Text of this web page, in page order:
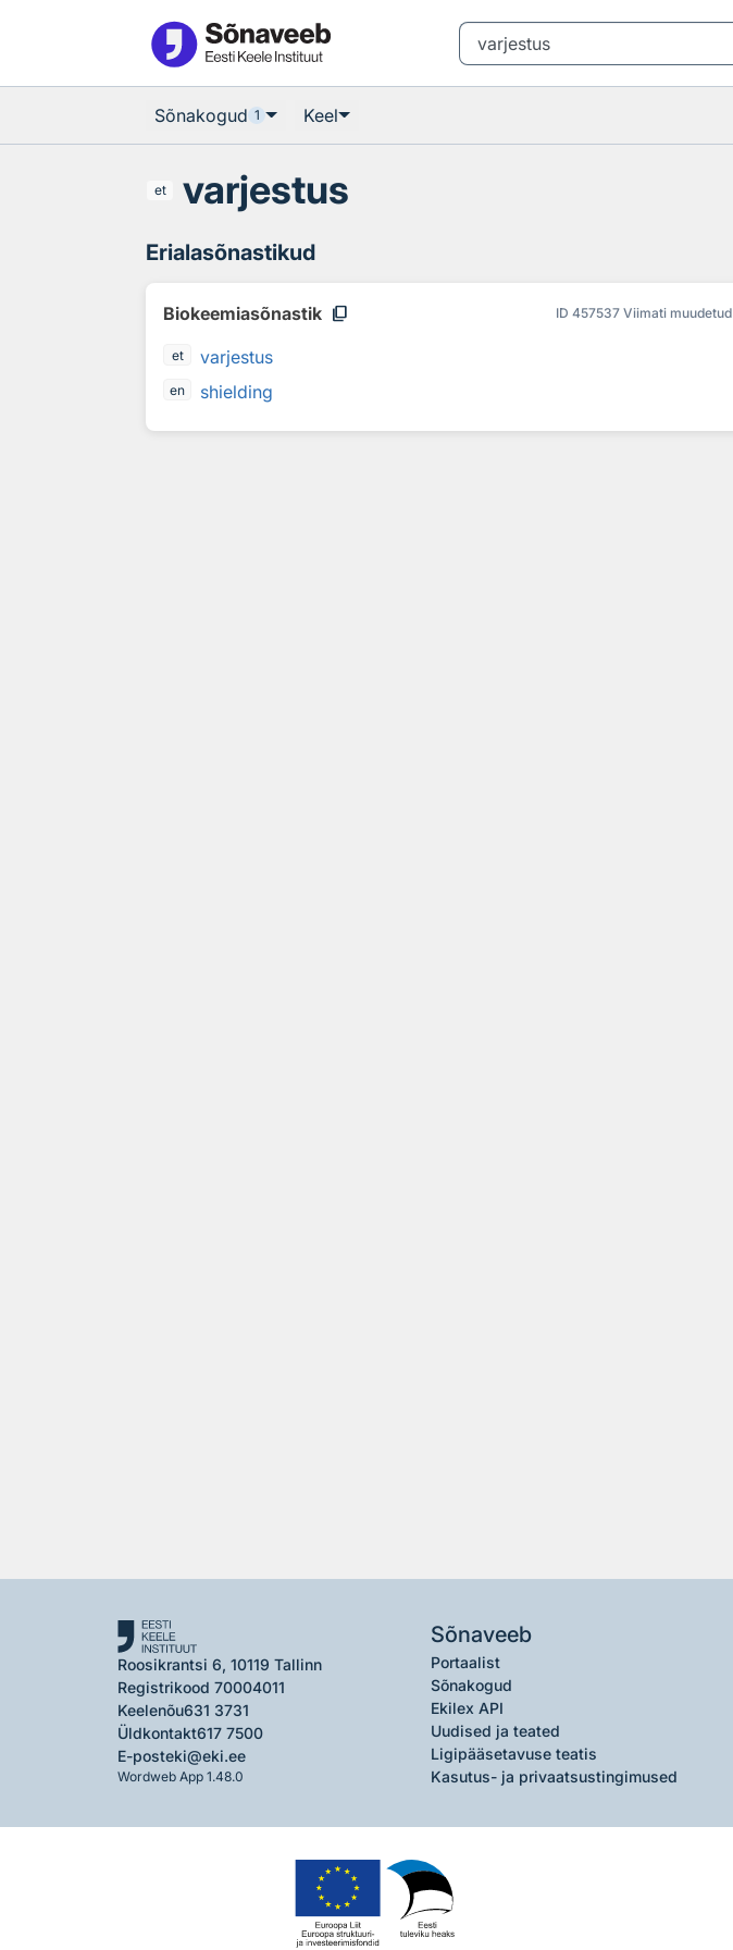
Sõnakogud 1 Keel
et varjestus
Erialasõnastikud
Biokeemiasõnastik content_copy ID 457537 Viimati muudetud
et varjestus
en shielding
Roosikrantsi 6, 10119 Tallinn
Registrikood 70004011
Keelenõu631 3731
Üldkontakt617 7500
E-posteki@eki.ee
Wordweb App 1.48.0
Sõnaveeb
Portaalist
Sõnakogud
Ekilex API
Uudised ja teated
Ligipääsetavuse teatis
Kasutus- ja privaatsustingimused